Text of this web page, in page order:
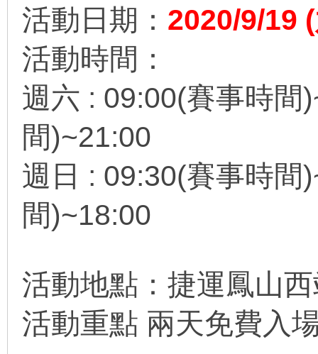
活動日期： 2020/9/19
活動時間：
週六 : 09:00(賽事時
間)~21:00
週日 : 09:30(賽事時
間)~18:00
活動地點：捷運鳳山
活動重點 兩天免費入